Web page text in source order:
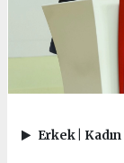
Erkek Kadın